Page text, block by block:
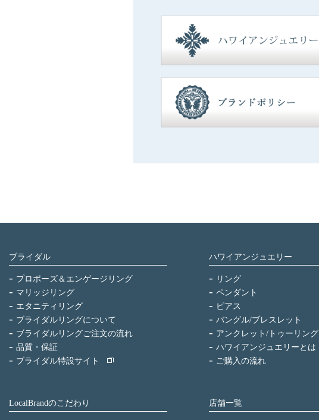
ブライダル
プロポーズ＆エンゲージリング
マリッジリング
エタニティリング
ブライダルリングについて
ブライダルリングご注文の流れ
品質・保証
ブライダル特設サイト
ハワイアンジュエリー
リング
ペンダント
ピアス
バングル/ブレスレット
アンクレット/トゥーリング
ハワイアンジュエリーとは
ご購入の流れ
LocalBrandのこだわり 店舗一覧